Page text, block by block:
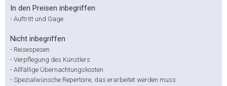
In den Preisen inbegriffen
- Auftritt und Gage
Nicht inbegriffen
- Reisespesen
- Verpflegung des Künstlers
- Allfällige Übernachtungskosten
- Spezialwünsche Repertoire, das erarbeitet werden muss